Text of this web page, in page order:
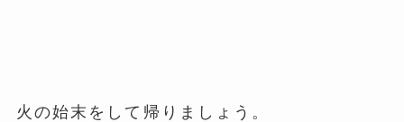
火の始末をして帰りましょう。